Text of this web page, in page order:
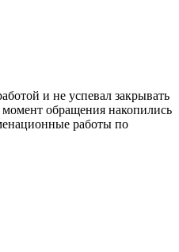
и не успевал закрывать
обращения накопились
работы по